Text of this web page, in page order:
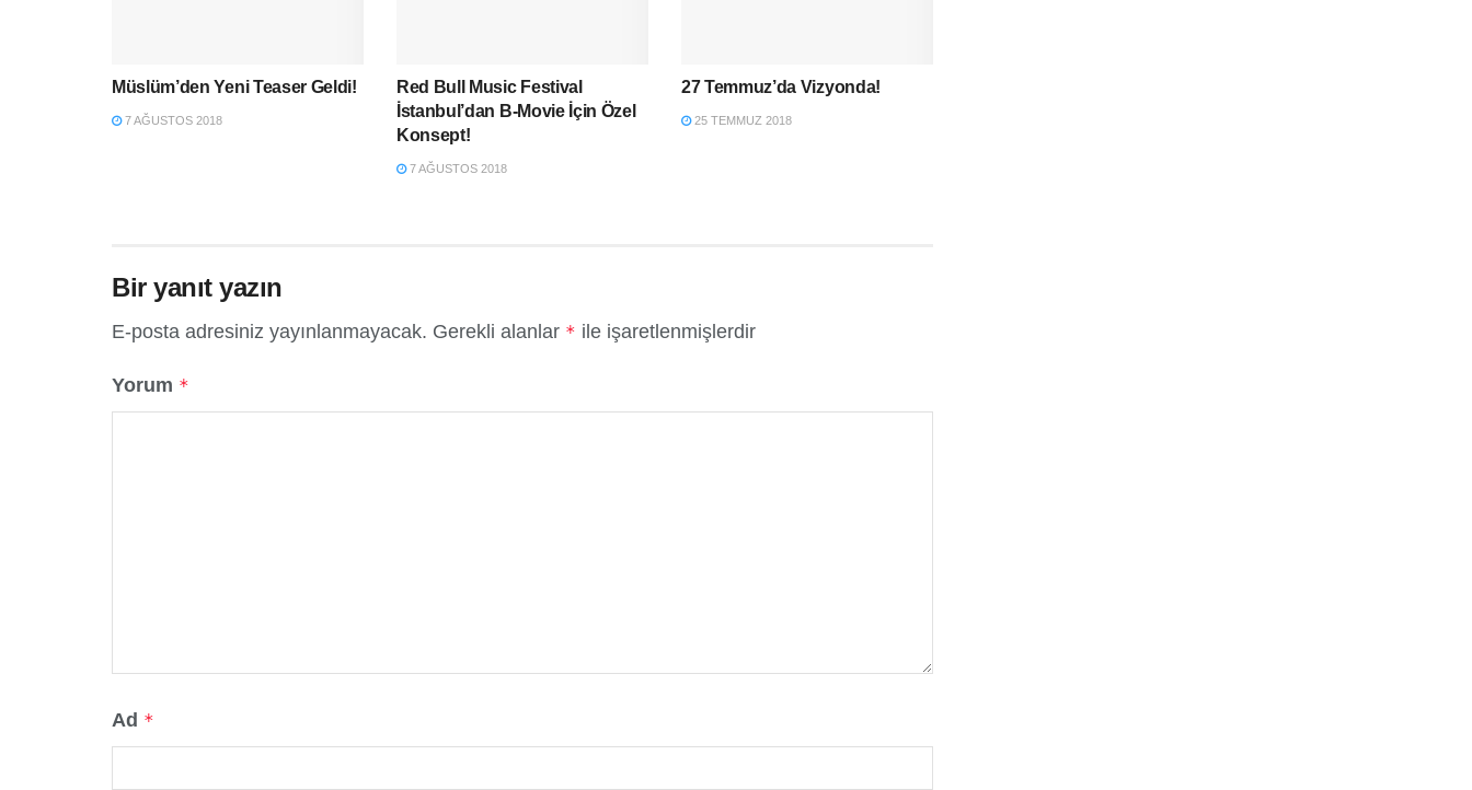
Müslüm’den Yeni Teaser Geldi!
7 AĞUSTOS 2018
Red Bull Music Festival
İstanbul’dan B-Movie İçin Özel
Konsept!
7 AĞUSTOS 2018
27 Temmuz’da Vizyonda!
25 TEMMUZ 2018
Bir yanıt yazın
E-posta adresiniz yayınlanmayacak. Gerekli alanlar * ile işaretlenmişlerdir
Yorum *
Ad *